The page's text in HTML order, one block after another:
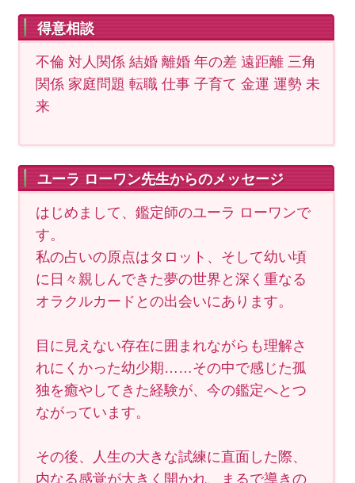
得意相談
不倫 対人関係 結婚 離婚 年の差 遠距離 三角
関係 家庭問題 転職 仕事 子育て 金運 運勢 未
来
ユーラ ローワン先生からのメッセージ
はじめまして、鑑定師のユーラ ローワンで
す。
私の占いの原点はタロット、そして幼い頃
に日々親しんできた夢の世界と深く重なる
オラクルカードとの出会いにあります。
目に見えない存在に囲まれながらも理解さ
れにくかった幼少期……その中で感じた孤
独を癒やしてきた経験が、今の鑑定へとつ
ながっています。
その後、人生の大きな試練に直面した際、
内なる感覚が大きく開かれ、まるで導きの